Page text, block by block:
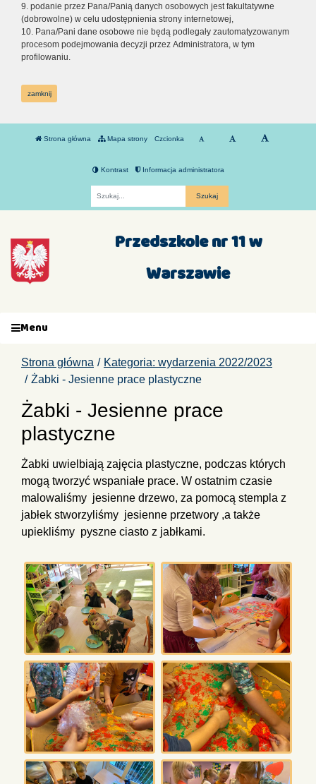
9. podanie przez Pana/Panią danych osobowych jest fakultatywne
(dobrowolne) w celu udostępnienia strony internetowej,
10. Pana/Pani dane osobowe nie będą podlegały zautomatyzowanym
procesom podejmowania decyzji przez Administratora, w tym
profilowaniu.
zamknij
Strona główna Mapa strony Czcionka
Kontrast Informacja administratora
Przedszkole nr 11 w
Warszawie
Menu
Strona główna
Kategoria: wydarzenia 2022/2023
Żabki - Jesienne prace plastyczne
Żabki - Jesienne prace
plastyczne
Żabki uwielbiają zajęcia plastyczne, podczas których
mogą tworzyć wspaniałe prace. W ostatnim czasie
malowaliśmy jesienne drzewo, za pomocą stempla z
jabłek stworzyliśmy jesienne przetwory ,a także
upiekliśmy pyszne ciasto z jabłkami.